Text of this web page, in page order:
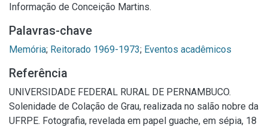
Informação de Conceição Martins.
Palavras-chave
Memória; Reitorado 1969-1973; Eventos acadêmicos
Referência
UNIVERSIDADE FEDERAL RURAL DE PERNAMBUCO.
Solenidade de Colação de Grau, realizada no salão nobre da
UFRPE. Fotografia, revelada em papel guache, em sépia, 18